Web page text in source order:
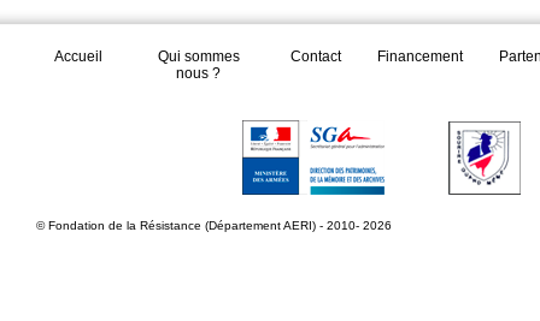
Accueil
Qui sommes
nous ?
Contact Financement
© Fondation de la Résistance (Département AERI) - 2010- 2026